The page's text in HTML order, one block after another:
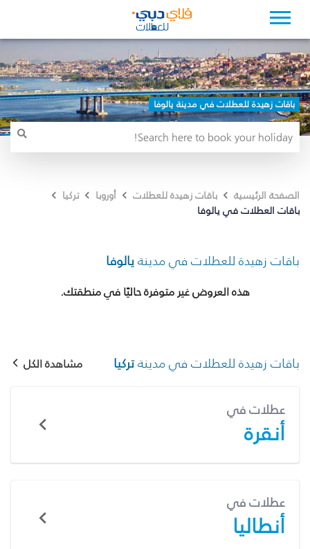
باقات زهيدة للعطلات في مدينة يالوفا
الصفحة الرئيسية باقات زهيدة للعطلات أوروبا
تركيا
باقات العطلات في يالوفا
باقات زهيدة للعطلات في مدينةيالوفا
هذه العروض غير متوفرة حاليًا في منطقتك.
باقات زهيدة للعطلات في مدينةتركيا مشاهدة الكل
عطلات في
أنقرة
عطلات في
أنطاليا